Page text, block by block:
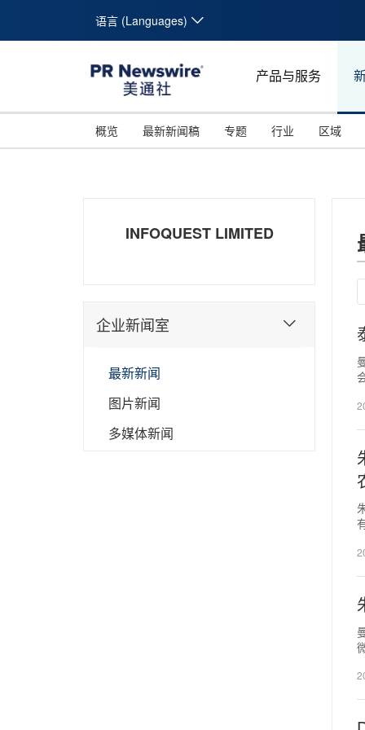
语言 (Languages)
产品与服务
概览 最新新闻稿 专题 行业 区域
INFOQUEST LIMITED
企业新闻室
最新新闻
图片新闻
多媒体新闻